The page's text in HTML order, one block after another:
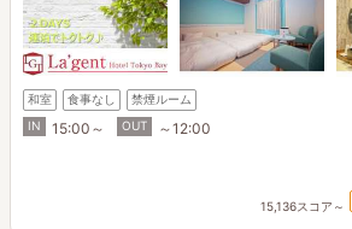
和室 食事なし
禁煙ルーム
IN
15:00～ OUT ～12:00
15,136スコア～